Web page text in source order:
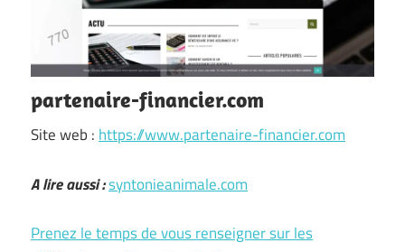
partenaire-financier.com
Site web : https://www.partenaire-financier.com
A lire aussi :syntonieanimale.com
Prenez le temps de vous renseigner sur les